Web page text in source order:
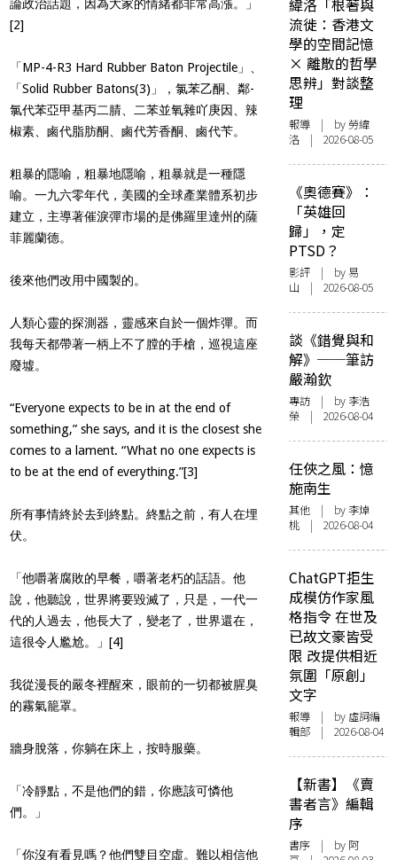
論政治話題，因為大家的情緒都非常高漲。」
[2]
「MP-4-R3 Hard Rubber Baton Projectile」、
「Solid Rubber Batons(3)」，氯苯乙酮、鄰-
氯代苯亞甲基丙二腈、二苯並氧雜吖庚因、辣
椒素、鹵代脂肪酮、鹵代芳香酮、鹵代苄。
粗暴的隱喻，粗暴地隱喻，粗暴就是一種隱
喻。一九六零年代，美國的全球產業體系初步
建立，主導著催淚彈市場的是佛羅里達州的薩
菲麗蘭德。
後來他們改用中國製的。
人類心靈的探測器，靈感來自於一個炸彈。而
我每天都帶著一柄上不了膛的手槍，巡視這座
廢墟。
“Everyone expects to be in at the end of
something,” she says, and it is the closest she
comes to a lament. “What no one expects is
to be at the end of everything.”[3]
所有事情終於去到終點。終點之前，有人在埋
伏。
「他嚼著腐敗的早餐，嚼著老朽的話語。他
說，他聽說，世界將要毀滅了，只是，一代一
代的人過去，他長大了，變老了，世界還在，
這很令人尷尬。」[4]
我從漫長的嚴冬裡醒來，眼前的一切都被腥臭
的霧氣籠罩。
牆身脫落，你躺在床上，按時服藥。
「冷靜點，不是他們的錯，你應該可憐他
們。」
「你沒有看見嗎？他們雙目空虛。難以相信他
緯洛「根著與
流徙：香港文
學的空間記憶
× 離散的哲學
思辨」對談整
理
報導 | by 勞緯
洛 | 2026-08-05
《奧德賽》：
「英雄回
歸」，定
PTSD？
影評 | by 易
山 | 2026-08-05
談《錯覺與和
解》──筆訪
嚴瀚欽
專訪 | by 李浩
榮 | 2026-08-04
任俠之風：憶
施南生
其他 | by 李焯
桃 | 2026-08-04
ChatGPT拒生
成模仿作家風
格指令 在世及
已故文豪皆受
限 改提供相近
氛圍「原創」
文字
報導 | by 虛詞編
輯部 | 2026-08-04
【新書】《賣
書者言》編輯
序
書序 | by 阿